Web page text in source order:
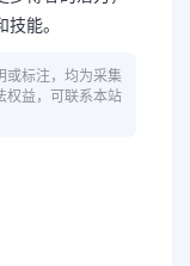
能。
或标注，均为采集
权益，可联系本站